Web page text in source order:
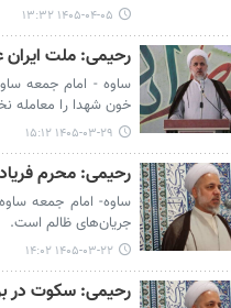
۱۴۰۵-۰۴-۰۵ ۱۳:۳۲
رحیمی: ملت ایران
ساوه - امام جمعه
خون شهدا را معامله
۱۴۰۵-۰۳-۲۹ ۱۵:۱۲
رحیمی: محرم
ساوه- امام جمعه
جریان‌های ظالم است.
۱۴۰۵-۰۳-۲۲ ۱۴:۰۲
رحیمی: سکوت در